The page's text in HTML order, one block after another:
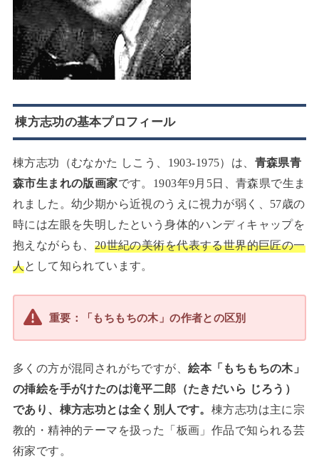
棟方志功の基本プロフィール
棟方志功（むなかた しこう、1903-1975）は、 青森県青
森市生まれの版画家です。1903年9月5日、青森県で生ま
れました。幼少期から近視のうえに視力が弱く、57歳の
時には左眼を失明したという身体的ハンディキャップを
抱えながらも、 20世紀の美術を代表する世界的巨匠の一
人として知られています。
重要：「もちもちの木」の作者との区別
多くの方が混同されがちですが、絵本「もちもちの木」
の挿絵を手がけたのは滝平二郎（たきだいら じろう）
であり、棟方志功とは全く別人です。 棟方志功は主に宗
教的・精神的テーマを扱った「板画」作品で知られる芸
術家です。